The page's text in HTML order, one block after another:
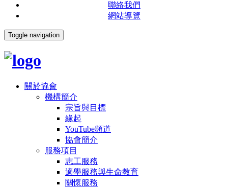
聯絡我們
網站導覽
Toggle navigation
關於協會
機構簡介
宗旨與目標
緣起
YouTube頻道
協會簡介
服務項目
志工服務
適學服務與生命教育
關懷服務